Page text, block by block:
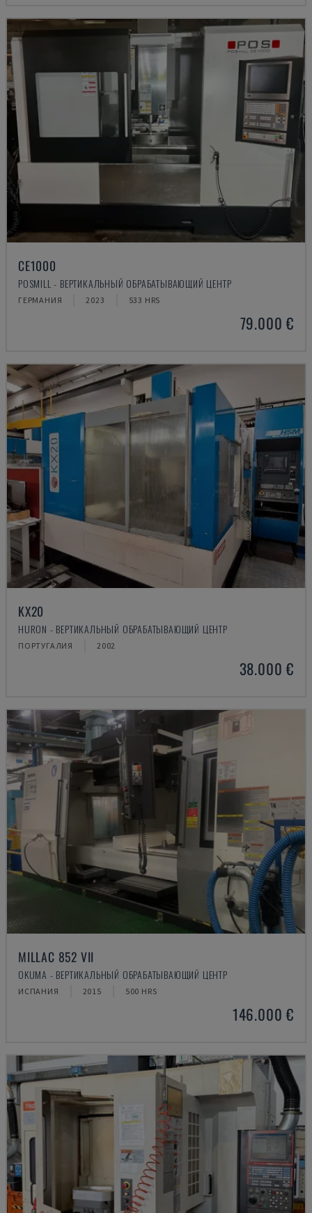
CE1000
POSMILL - ВЕРТИКАЛЬНЫЙ ОБРАБАТЫВАЮЩИЙ ЦЕНТР
ГЕРМАНИЯ 2023 533 HRS
79.000 €
KX20
HURON - ВЕРТИКАЛЬНЫЙ ОБРАБАТЫВАЮЩИЙ ЦЕНТР
ПОРТУГАЛИЯ 2002
38.000 €
MILLAC 852 VII
OKUMA - ВЕРТИКАЛЬНЫЙ ОБРАБАТЫВАЮЩИЙ ЦЕНТР
ИСПАНИЯ 2015 500 HRS
146.000 €